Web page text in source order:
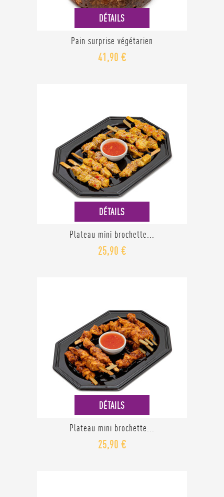
DÉTAILS
Pain surprise végétarien
41,90 €
DÉTAILS
Plateau mini brochette...
25,90 €
DÉTAILS
Plateau mini brochette...
25,90 €